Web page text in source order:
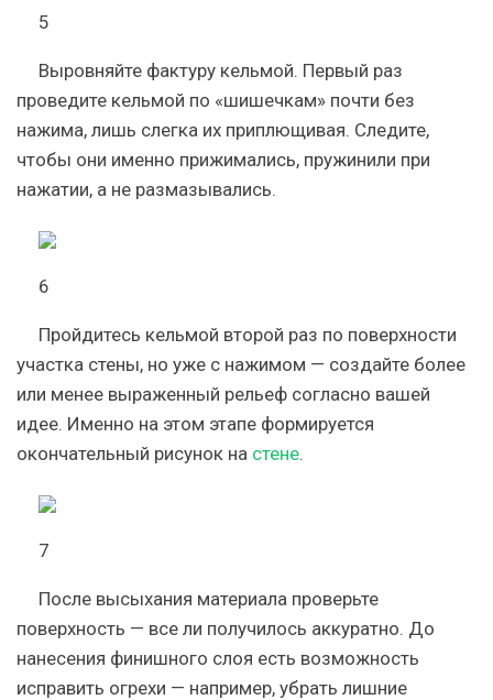
5
Выровняйте фактуру кельмой. Первый раз
проведите кельмой по «шишечкам» почти без
нажима, лишь слегка их приплющивая. Следите,
чтобы они именно прижимались, пружинили при
нажатии, а не размазывались.
6
Пройдитесь кельмой второй раз по поверхности
участка стены, но уже с нажимом — создайте более
или менее выраженный рельеф согласно вашей
идее. Именно на этом этапе формируется
окончательный рисунок на стене.
7
После высыхания материала проверьте
поверхность — все ли получилось аккуратно. До
нанесения финишного слоя есть возможность
исправить огрехи — например, убрать лишние